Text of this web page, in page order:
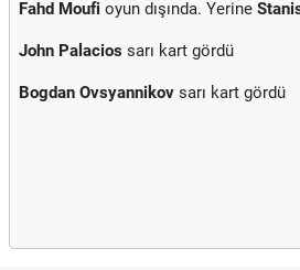
Fahd Moufi oyun dışında. Yerine
John Palacios sarı kart gördü
Bogdan Ovsyannikov sarı kart gördü